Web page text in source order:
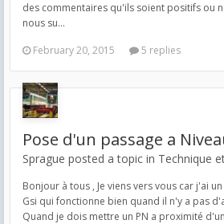
des commentaires qu'ils soient positifs ou
nous su...
February 20, 2015
5 replies
Pose d'un passage a
Sprague posted a topic in Technique
Bonjour à tous , Je viens vers vous car j'ai
Gsi qui fonctionne bien quand il n'y a pas
Quand je dois mettre un PN a proximité